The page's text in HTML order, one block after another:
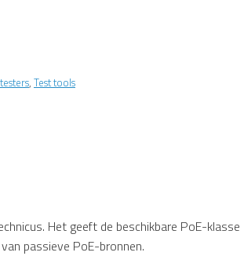
, Test tools
Het geeft de beschikbare PoE-klasse
passieve PoE-bronnen.